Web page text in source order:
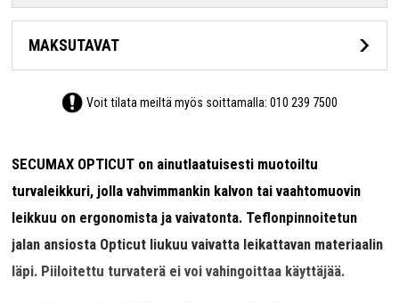
MAKSUTAVAT
Voit tilata meiltä myös soittamalla:010 239 7500
SECUMAX OPTICUT on ainutlaatuisesti muotoiltu
turvaleikkuri, jolla vahvimmankin kalvon tai vaahtomuovin
leikkuu on ergonomista ja vaivatonta. Teflonpinnoitetun
jalan ansiosta Opticut liukuu vaivatta leikattavan materiaalin
läpi. Piiloitettu turvaterä ei voi vahingoittaa käyttäjää.